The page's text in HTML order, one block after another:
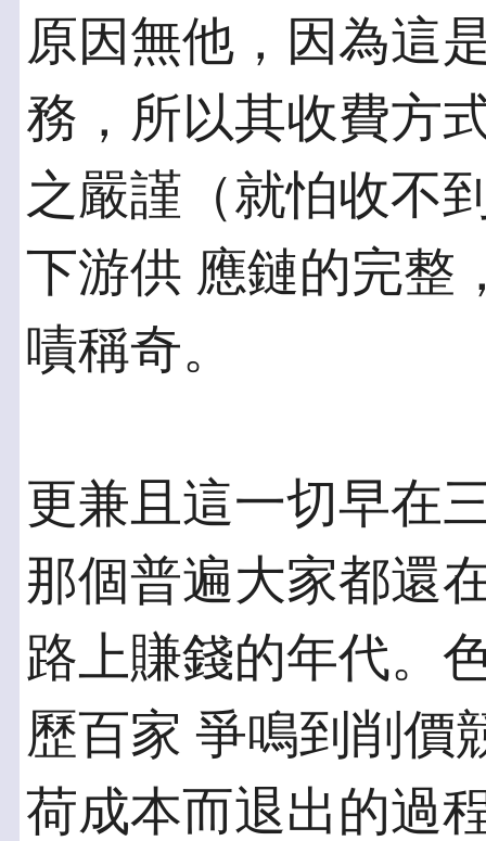
原因無他，因為這
務，所以其收費方
之嚴謹（就怕收不
下游供 應鏈的完整
嘖稱奇。
更兼且這一切早在
那個普遍大家都還
路上賺錢的年代。
歷百家 爭鳴到削價
荷成本而退出的過